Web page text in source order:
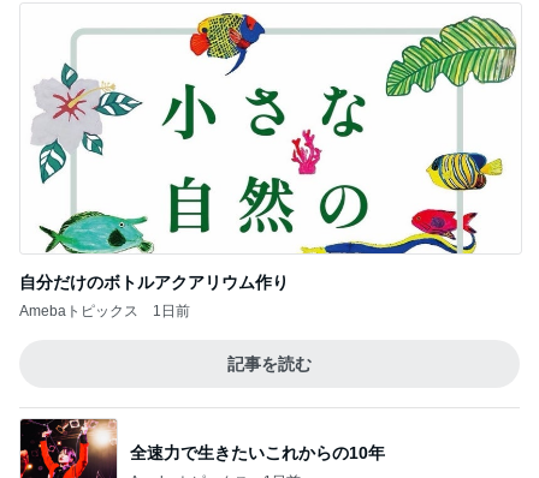
自分だけのボトルアクアリウム作り
Amebaトピックス 1日前
記事を読む
全速力で生きたいこれからの10年